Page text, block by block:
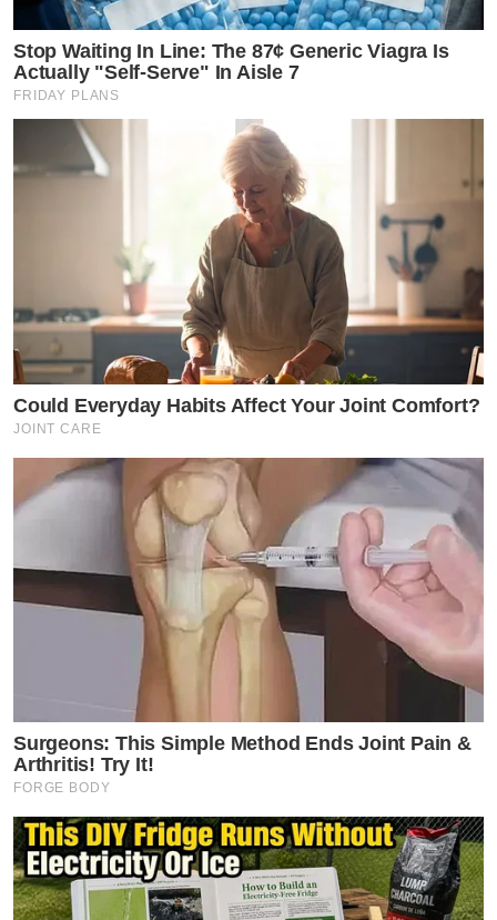
Stop Waiting In Line: The 87¢ Generic Viagra Is
Actually "Self-Serve" In Aisle 7
FRIDAY PLANS
Could Everyday Habits Affect Your Joint Comfort?
JOINT CARE
Surgeons: This Simple Method Ends Joint Pain &
Arthritis! Try It!
FORGE BODY